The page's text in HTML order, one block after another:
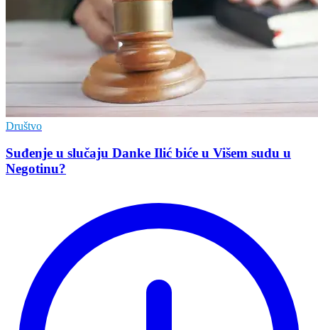
Društvo
Suđenje u slučaju Danke Ilić biće u Višem sudu u
Negotinu?